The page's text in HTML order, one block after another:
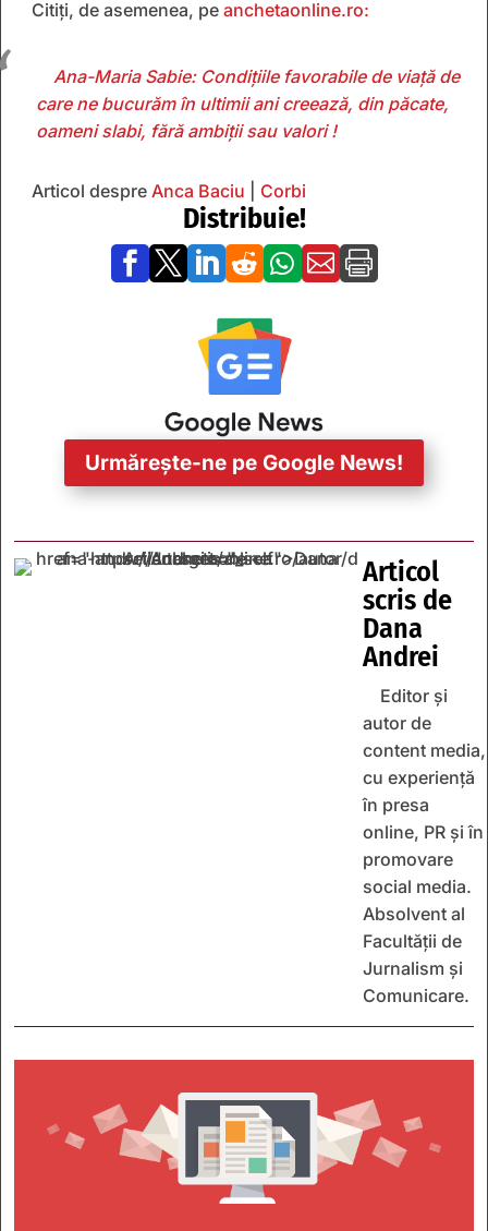
Citiți, de asemenea, pe anchetaonline.ro:
Ana-Maria Sabie: Condițiile favorabile de viață de
care ne bucurăm în ultimii ani creează, din păcate,
oameni slabi, fără ambiții sau valori !
Articol despre Anca Baciu Corbi
Distribuie!
      
Urmărește-ne pe Google News!
Articol
scris de
Dana
Andrei
Editor și
autor de
content media,
cu experiență
în presa
online, PR și în
promovare
social media.
Absolvent al
Facultății de
Jurnalism și
Comunicare.